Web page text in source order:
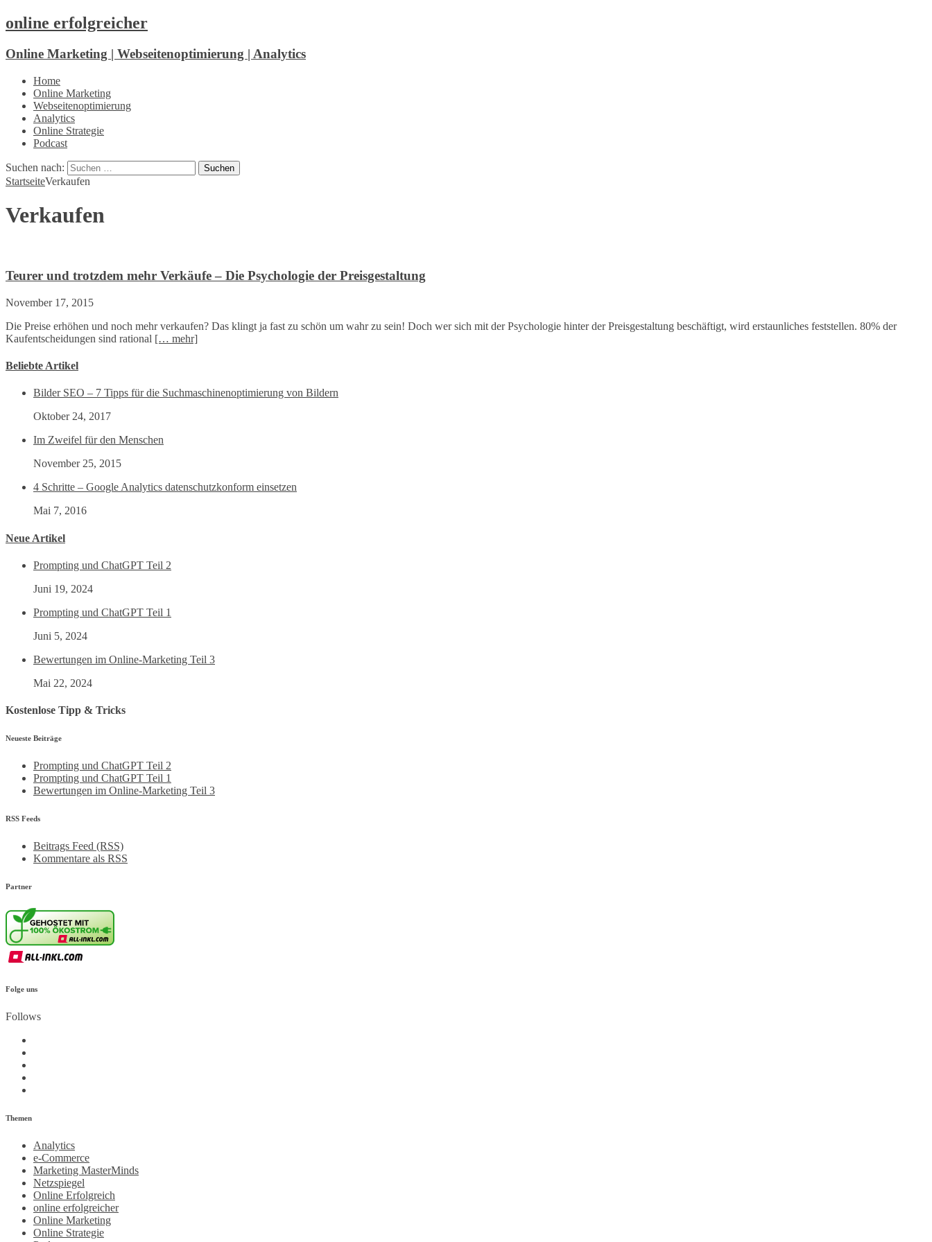
online erfolgreicher
Online Marketing | Webseitenoptimierung | Analytics
Home
Online Marketing
Webseitenoptimierung
Analytics
Online Strategie
Podcast
Suchen nach:
StartseiteVerkaufen
Verkaufen
Teurer und trotzdem mehr Verkäufe – Die Psychologie der Preisgestaltung
November 17, 2015
Die Preise erhöhen und noch mehr verkaufen? Das klingt ja fast zu schön um wahr zu sein! Doch wer sich mit der Psychologie hinter der Preisgestaltung beschäftigt, wird erstaunliches feststellen. 80% der
Kaufentscheidungen sind rational [… mehr]
Beliebte Artikel
Bilder SEO – 7 Tipps für die Suchmaschinenoptimierung von Bildern
Oktober 24, 2017
Im Zweifel für den Menschen
November 25, 2015
4 Schritte – Google Analytics datenschutzkonform einsetzen
Mai 7, 2016
Neue Artikel
Prompting und ChatGPT Teil 2
Juni 19, 2024
Prompting und ChatGPT Teil 1
Juni 5, 2024
Bewertungen im Online-Marketing Teil 3
Mai 22, 2024
Kostenlose Tipp & Tricks
Neueste Beiträge
Prompting und ChatGPT Teil 2
Prompting und ChatGPT Teil 1
Bewertungen im Online-Marketing Teil 3
RSS Feeds
Beitrags Feed (RSS)
Kommentare als RSS
Partner
Folge uns
Follows
Themen
Analytics
e-Commerce
Marketing MasterMinds
Netzspiegel
Online Erfolgreich
online erfolgreicher
Online Marketing
Online Strategie